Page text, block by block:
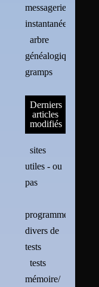
messageries
instantanées
arbre
généalogique :
gramps
Derniers
articles
modifiés
sites
utiles - ou
pas
programmes
divers de
tests
tests
mémoire/